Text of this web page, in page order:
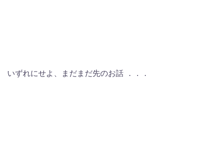
いずれにせよ、まだまだ先のお話 ．．．